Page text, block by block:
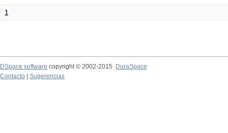
1
DSpace software copyright © 2002-2015
DuraSpace
Contacto
Sugerencias